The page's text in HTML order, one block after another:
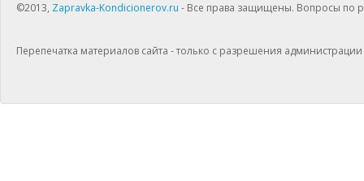
©2013, Zapravka-Kondicionerov.ru - Все права защищены. Вопросы по
Перепечатка материалов сайта - только с разрешения